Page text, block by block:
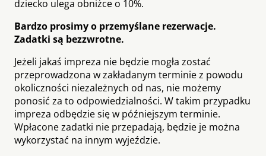
dziecko ulega obniżce o 10%.
Bardzo prosimy o przemyślane rezerwacje.
Zadatki są bezzwrotne.
Jeżeli jakaś impreza nie będzie mogła zostać
przeprowadzona w zakładanym terminie z powodu
okoliczności niezależnych od nas, nie możemy
ponosić za to odpowiedzialności. W takim przypadku
impreza odbędzie się w późniejszym terminie.
Wpłacone zadatki nie przepadają, będzie je można
wykorzystać na innym wyjeździe.